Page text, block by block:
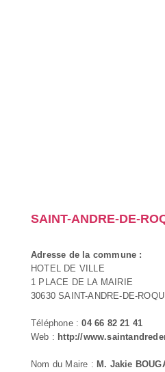
SAINT-ANDRE-DE-
Adresse de la commune :
HOTEL DE VILLE
1 PLACE DE LA MAIRIE
30630 SAINT-ANDRE-DE-
Téléphone :04 66 82 21 41
Web : http://
Nom du Maire : M. Jakie